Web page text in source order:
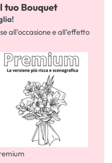
tuo Bouquet
all’occasione e all’effetto